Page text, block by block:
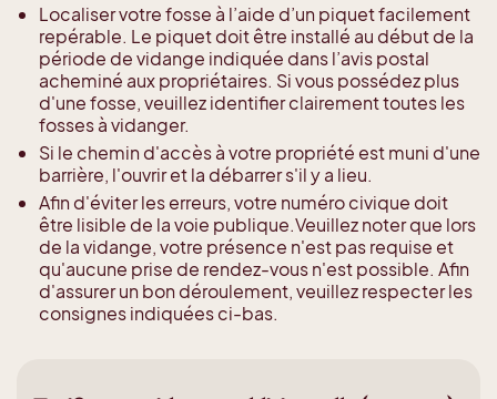
Localiser votre fosse à l’aide d’un piquet facilement
repérable. Le piquet doit être installé au début de la
période de vidange indiquée dans l’avis postal
acheminé aux propriétaires. Si vous possédez plus
d'une fosse, veuillez identifier clairement toutes les
fosses à vidanger.
Si le chemin d'accès à votre propriété est muni d'une
barrière, l'ouvrir et la débarrer s'il y a lieu.
Afin d'éviter les erreurs, votre numéro civique doit
être lisible de la voie publique.Veuillez noter que lors
de la vidange, votre présence n'est pas requise et
qu'aucune prise de rendez-vous n'est possible. Afin
d'assurer un bon déroulement, veuillez respecter les
consignes indiquées ci-bas.